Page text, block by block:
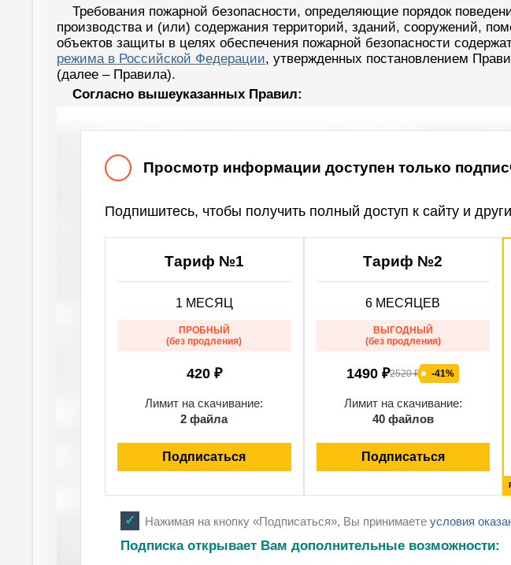
Требования пожарной безопасности, определяющие порядок
производства и (или) содержания территорий, зданий, сооружений,
объектов защиты в целях обеспечения пожарной безопасности
режима в Российской Федерации, утвержденных постановлением
(далее – Правила).
Согласно вышеуказанных Правил:
Просмотр информации доступен только
Подпишитесь, чтобы получить полный доступ к сайту и
Тариф №1
1 МЕСЯЦ
ПРОБНЫЙ
(без продления)
420 ₽
Лимит на скачивание:
2 файла
Подписаться
Тариф №2
6 МЕСЯЦЕВ
ВЫГОДНЫЙ
(без продления)
1490 ₽2520 ₽ -41%
Лимит на скачивание:
40 файлов
Подписаться
Нажимая на кнопку «Подписаться», Вы принимаете условия
Подписка открывает Вам дополнительные возможности: